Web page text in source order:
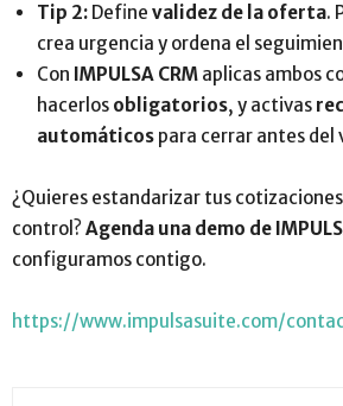
Tip 2: Define validez de la oferta.
crea urgencia y ordena el
Con IMPULSA CRM aplicas ambos
hacerlos obligatorios, y activas
automáticos para cerrar antes del
¿Quieres estandarizar tus
control? Agenda una demo de
configuramos contigo.
https://www.impulsasuite.com/